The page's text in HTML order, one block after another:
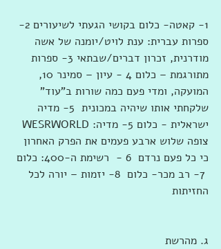
1- קאטה- כלום בקושי הגעתי לשיעורים 2-
ספרות עברית: ענת לויט/יומנה של אשה
מודרנית, זכרון דברים/שבתאי 3- ספרות
מתורגמת – כלום 4 - עיון – סמינר 10,
המועקה, ומדי פעם כמה שורות ב"עוד"
שלקחתי אותו שיהיה במכונית  5- מדיה
צופה שלוש ארבע פעמים את הפרק האחרון
כי כל פעם נרדם  6 -  רשימת ה-400: כלום
7- רב מכר- כלום  8- יזמות – יורה לכל
החזיתות
ג. מהרשת